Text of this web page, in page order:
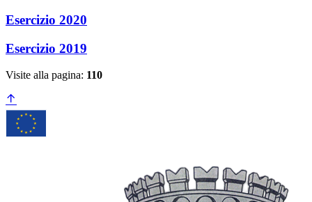
Esercizio 2020
Esercizio 2019
Visite alla pagina: 110